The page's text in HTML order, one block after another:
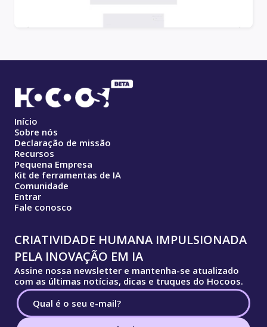
Início
Sobre nós
Declaração de missão
Recursos
Pequena Empresa
Kit de ferramentas de IA
Comunidade
Entrar
Fale conosco
CRIATIVIDADE HUMANA IMPULSIONADA
PELA INOVAÇÃO EM IA
Assine nossa newsletter e mantenha-se atualizado
com as últimas notícias, dicas e truques do Hocoos.